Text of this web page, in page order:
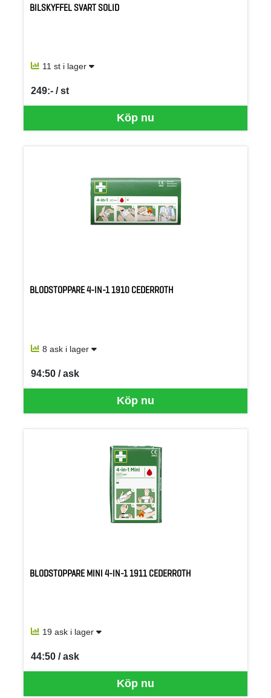
BILSKYFFEL SVART SOLID
11 st i lager
Köp nu
249:- / st
SEK per ST
BLODSTOPPARE 4-IN-1 1910 CEDERROTH
8 ask i lager
Köp nu
94:50 / ask
SEK per ASK
BLODSTOPPARE MINI 4-IN-1 1911 CEDERROTH
19 ask i lager
Köp nu
44:50 / ask
SEK per ASK